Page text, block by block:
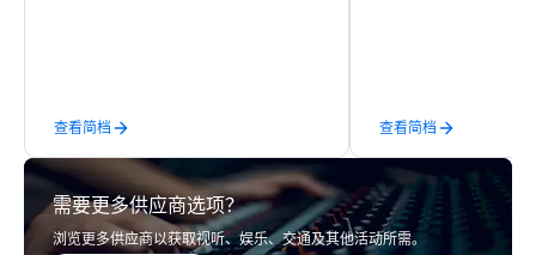
trivia content specifically encourages
teamwork and interactions. •. Special
video questions and other creative
elements elevate our events beyond
typical “pub trivia.” (Check out the
查看简档 查看简档
需要更多供应商选项？
浏览更多供应商以获取视听、娱乐、交通及其他活动所需。